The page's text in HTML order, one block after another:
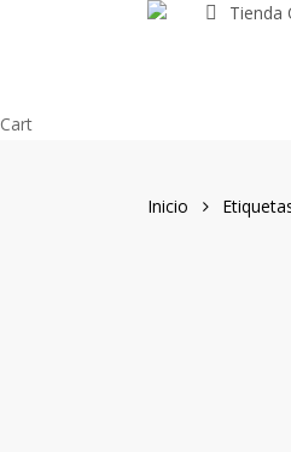
Tienda
CartClose
Inicio